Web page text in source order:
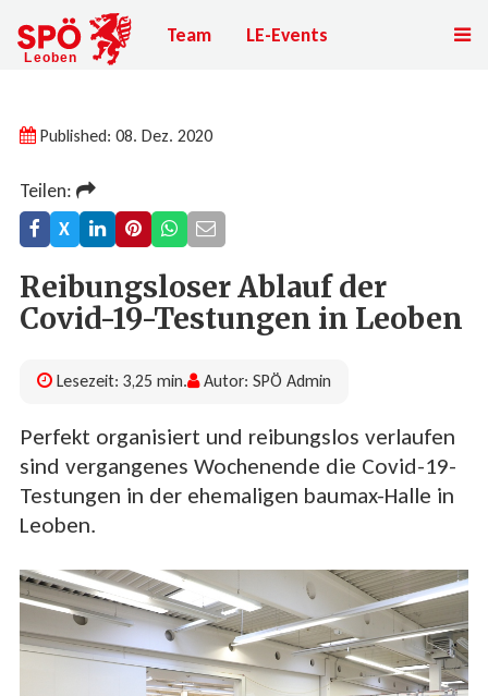
Team LE-Events
Published: 08. Dez. 2020
Teilen:
X
Reibungsloser Ablauf der
Covid-19-Testungen in Leoben
Lesezeit: 3,25 min. Autor: SPÖ Admin
Perfekt organisiert und reibungslos verlaufen
sind vergangenes Wochenende die Covid-19-
Testungen in der ehemaligen baumax-Halle in
Leoben.